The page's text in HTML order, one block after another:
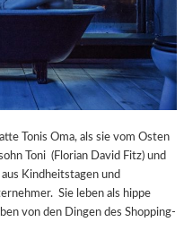
Tonis Oma, als sie vom Osten
Toni (Florian David Fitz) und
Kindheitstagen und
Sie leben als hippe
von den Dingen des Shopping-